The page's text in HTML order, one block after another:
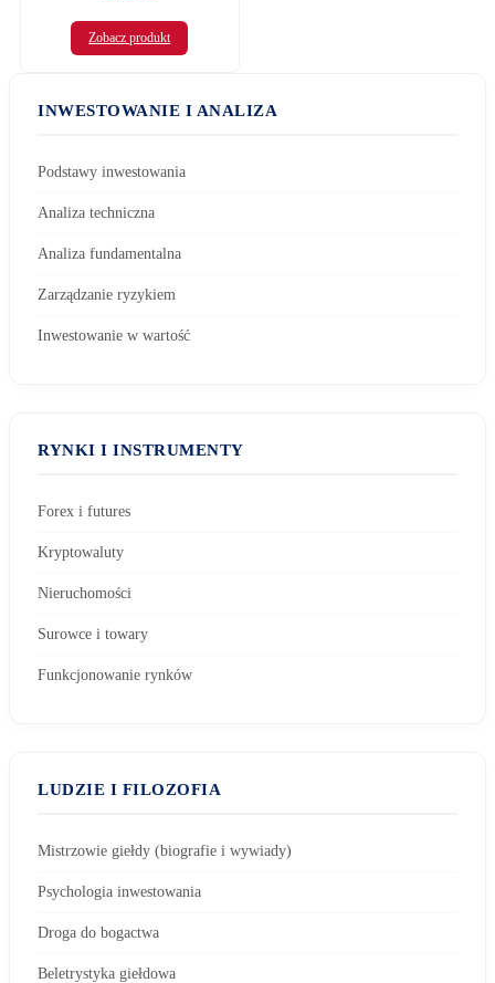
Zobacz produkt
INWESTOWANIE I ANALIZA
Podstawy inwestowania
Analiza techniczna
Analiza fundamentalna
Zarządzanie ryzykiem
Inwestowanie w wartość
RYNKI I INSTRUMENTY
Forex i futures
Kryptowaluty
Nieruchomości
Surowce i towary
Funkcjonowanie rynków
LUDZIE I FILOZOFIA
Mistrzowie giełdy (biografie i wywiady)
Psychologia inwestowania
Droga do bogactwa
Beletrystyka giełdowa